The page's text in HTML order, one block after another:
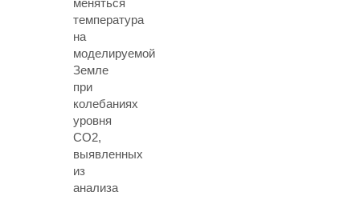
меняться
температура
на
моделируемой
Земле
при
колебаниях
уровня
СО2,
выявленных
из
анализа